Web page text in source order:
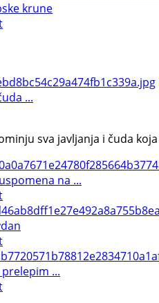
krune
...
sva javljanja i čuda
na ...
...